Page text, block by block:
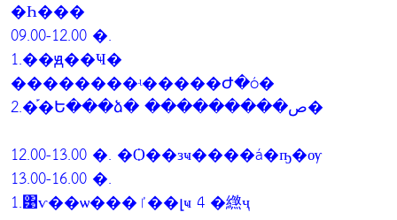
�Һ���
09.00-12.00 �.
1.��ԭ��Ҹ�
��������ʵ�����Ժ�ó�
2.�֡�Ե���ձ� ���������ص�
12.00-13.00 �. �Ѻ��зҹ����á�ҧ�ѹ
13.00-16.00 �.
1.͹ѵ��ѡ���ٵ��լҹ 4 �繺ҷ